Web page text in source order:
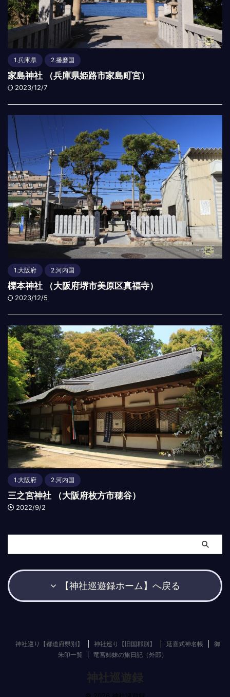
1.兵庫県 2.播磨国
家島神社 （兵庫県姫路市家島町宮）
2023/12/7
1.大阪府 2.河内国
櫟本神社 （大阪府堺市美原区真福寺）
2023/12/5
1.大阪府 2.河内国
三之宮神社 （大阪府枚方市穂谷）
2022/9/2
【神社巡遊録ホーム】へ戻る
神社巡り【都道府県別】 神社巡り【旧国郡別】 延喜式神名帳
御
朱印一覧
竜宮姉妹の旅日記（外部）